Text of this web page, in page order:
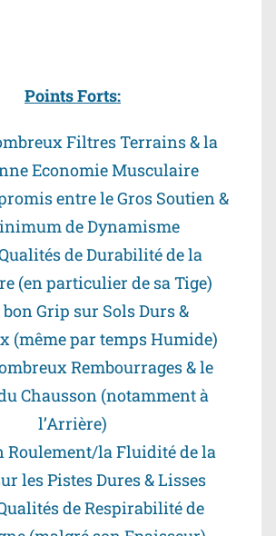
Points Forts:
Filtres Terrains & la
Economie Musculaire
entre le Gros Soutien &
de Dynamisme
de Durabilité de la
(en particulier de sa Tige)
Grip sur Sols Durs &
(même par temps Humide)
Rembourrages & le
Chausson (notamment à
l’Arrière)
Roulement/la Fluidité de la
les Pistes Dures & Lisses
de Respirabilité de